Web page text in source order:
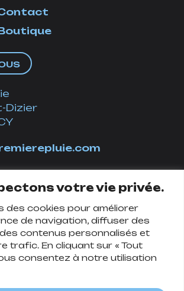
votre vie privée.
des cookies pour améliorer
de navigation, diffuser des
contenus personnalisés et
trafic. En cliquant sur « Tout
consentez à notre utilisation
Dizier